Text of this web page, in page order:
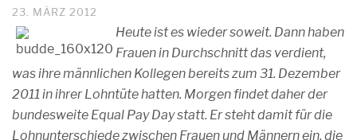
23. MÄRZ 2012
Heute ist es wieder soweit. Dann haben
Frauen in Durchschnitt das verdient,
was ihre männlichen Kollegen bereits zum 31. Dezember
2011 in ihrer Lohntüte hatten. Morgen findet daher der
bundesweite Equal Pay Day statt. Er steht damit für die
Lohnunterschiede zwischen Frauen und Männern ein, die